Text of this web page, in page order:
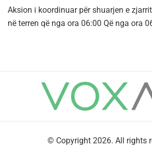
Aksion i koordinuar për shuarjen e
në terren që nga ora 06:00 Që nga ora
© Copyright 2026. All rights